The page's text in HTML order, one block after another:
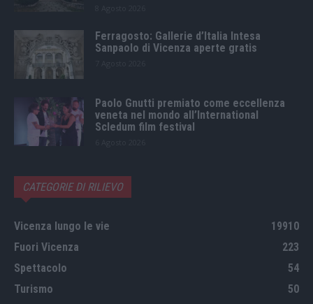
Ferragosto: Gallerie d’Italia Intesa
Sanpaolo di Vicenza aperte gratis
Paolo Gnutti premiato come eccellenza
veneta nel mondo all’International
Scledum film festival
CATEGORIE DI RILIEVO
Vicenza lungo le vie
19910
Fuori Vicenza
223
Spettacolo
54
Turismo
50